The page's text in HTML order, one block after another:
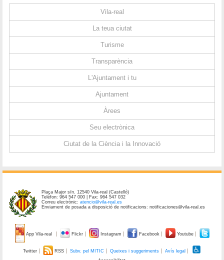
Vila-real
La teua ciutat
Turisme
Transparència
L'Ajuntament i tu
Ajuntament
Àrees
Seu electrònica
Ciutat de la Ciència i la Innovació
Plaça Major s/n. 12540 Vila-real (Castelló)
Telèfon: 964 547 000 | Fax: 964 547 032
Correu electrònic:atencio@vila-real.es
Enviament de posada a disposició de notificacions: notificaciones@vila-real.es
App Vila-real Flickr Instagram Facebook Youtube
Twitter RSS Subv. pel MITIC Queixes i suggeriments
Avís legal